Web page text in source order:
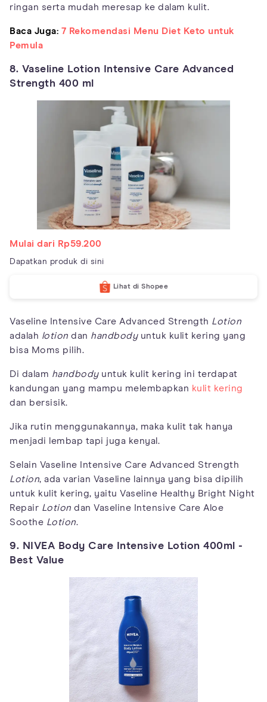
ringan serta mudah meresap ke dalam kulit.
Baca Juga: 7 Rekomendasi Menu Diet Keto untuk
Pemula
8. Vaseline Lotion Intensive Care Advanced
Strength 400 ml
Mulai dari Rp59.200
Dapatkan produk di sini
Lihat di Shopee
Vaseline Intensive Care Advanced Strength Lotion
adalah lotion dan handbodyuntuk kulit kering yang
bisa Moms pilih.
Di dalam handbodyuntuk kulit kering ini terdapat
kandungan yang mampu melembapkan kulit kering
dan bersisik.
Jika rutin menggunakannya, maka kulit tak hanya
menjadi lembap tapi juga kenyal.
Selain Vaseline Intensive Care Advanced Strength
Lotion, ada varian Vaseline lainnya yang bisa dipilih
untuk kulit kering, yaitu Vaseline Healthy Bright Night
Repair Lotion dan Vaseline Intensive Care Aloe
Soothe Lotion.
9. NIVEA Body Care Intensive Lotion 400ml -
Best Value